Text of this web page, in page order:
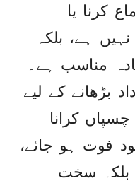
کرنا یا
ہے، بلکہ
مناسب ہے۔
بڑھانے کے لیے
چسپاں کرانا
فوت ہو جائے،
بلکہ سخت